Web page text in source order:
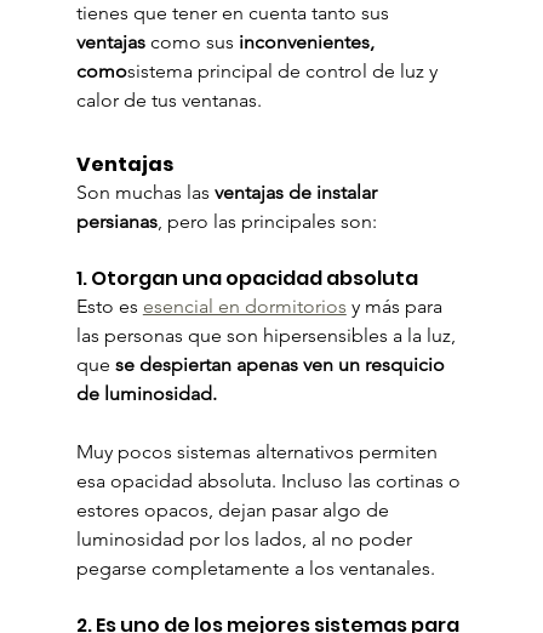
tienes que tener en cuenta tanto sus
ventajas como sus inconvenientes,
comosistema principal de control de luz y
calor de tus ventanas.
Ventajas
Son muchas las ventajas de instalar
persianas, pero las principales son:
1. Otorgan una opacidad absoluta
Esto es esencial en dormitorios y más para
las personas que son hipersensibles a la luz,
que se despiertan apenas ven un resquicio
de luminosidad.
Muy pocos sistemas alternativos permiten
esa opacidad absoluta. Incluso las cortinas o
estores opacos, dejan pasar algo de
luminosidad por los lados, al no poder
pegarse completamente a los ventanales.
2. Es uno de los mejores sistemas para